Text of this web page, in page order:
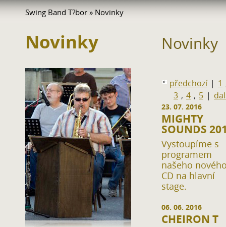
Swing Band T?bor » Novinky
Novinky Novinky
předchozí | 1
3 , 4 , 5 |
23. 07. 2016
MIGHTY
SOUNDS
Vystoupíme s
programem
našeho
CD na hlavní
stage.
06. 06. 2016
CHEIRON T